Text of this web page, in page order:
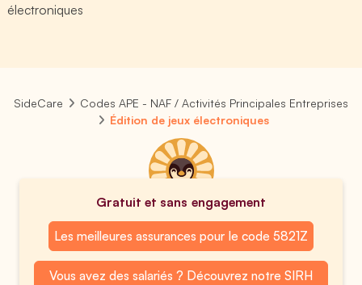
électroniques
SideCare
Codes APE - NAF / Activités Principales Entreprises
Édition de jeux électroniques
Gratuit et sans engagement
Les meilleures assurances pour le code 5821Z
Vous avez des salariés ? Découvrez notre SIRH